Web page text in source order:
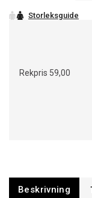
Rekpris 59,00
Beskrivning